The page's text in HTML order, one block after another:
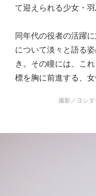
て迎えられる少女・羽
同年代の役者の活躍
について淡々と語る
き。その瞳には、こ
標を胸に前進する、
撮影／ヨシ